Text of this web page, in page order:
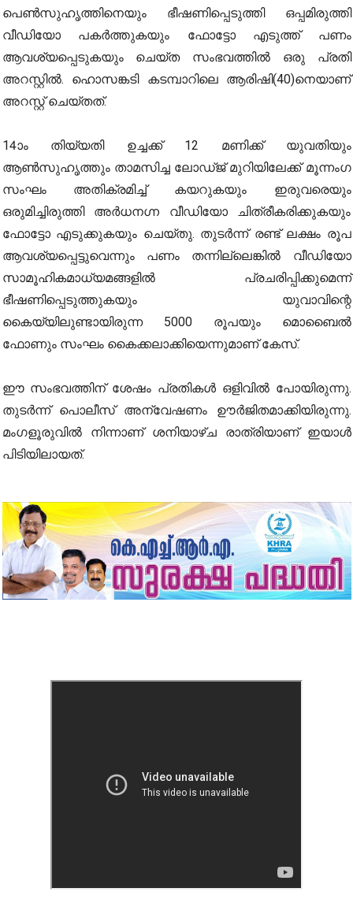
പെണ്‍സുഹൃത്തിനെയും ഭീഷണിപ്പെടുത്തി ഒപ്പമിരുത്തി
വീഡിയോ പകര്‍ത്തുകയും ഫോട്ടോ എടുത്ത് പണം
ആവശ്യപ്പെടുകയും ചെയ്ത സംഭവത്തില്‍ ഒരു പ്രതി
അറസ്റ്റില്‍. ഹൊസങ്കടി കടമ്പാറിലെ ആരിഷി(40)നെയാണ്
അറസ്റ്റ് ചെയ്തത്.
14ാം തിയ്യതി ഉച്ചക്ക് 12 മണിക്ക് യുവതിയും
ആണ്‍സുഹൃത്തും താമസിച്ച ലോഡ്ജ് മുറിയിലേക്ക് മൂന്നംഗ
സംഘം അതിക്രമിച്ച് കയറുകയും ഇരുവരെയും
ഒരുമിച്ചിരുത്തി അര്‍ധനഗ്ന വീഡിയോ ചിത്രീകരിക്കുകയും
ഫോട്ടോ എടുക്കുകയും ചെയ്തു. തുടര്‍ന്ന് രണ്ട് ലക്ഷം രൂപ
ആവശ്യപ്പെട്ടുവെന്നും പണം തന്നില്ലെങ്കില്‍ വീഡിയോ
സാമൂഹികമാധ്യമങ്ങളില്‍ പ്രചരിപ്പിക്കുമെന്ന്
ഭീഷണിപ്പെടുത്തുകയും യുവാവിന്റെ
കൈയ്യിലുണ്ടായിരുന്ന 5000 രൂപയും മൊബൈല്‍
ഫോണും സംഘം കൈക്കലാക്കിയെന്നുമാണ് കേസ്.
ഈ സംഭവത്തിന് ശേഷം പ്രതികള്‍ ഒളിവില്‍ പോയിരുന്നു.
തുടര്‍ന്ന് പൊലീസ് അന്വേഷണം ഊര്‍ജിതമാക്കിയിരുന്നു.
മംഗളൂരുവില്‍ നിന്നാണ് ശനിയാഴ്ച രാത്രിയാണ് ഇയാള്‍
പിടിയിലായത്.